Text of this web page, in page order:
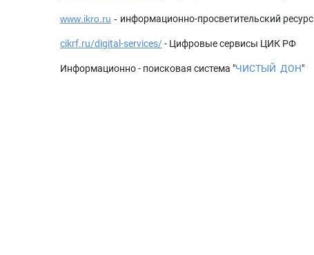
www ikro ru - информационно-просветительский ресурс
cikrf.ru/digital-services/- Цифровые сервисы ЦИК РФ
Информационно - поисковая система "ЧИСТЫЙ ДОН"